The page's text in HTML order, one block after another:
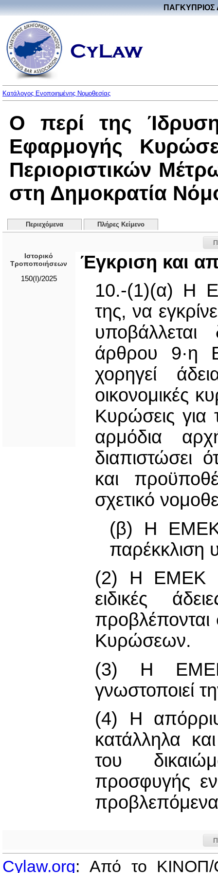
ΠΑΓΚΥΠΡΙΟΣ
Κατάλογος Ενοποιημένης Νομοθεσίας
Ο περί της
Εφαρμογής
Περιοριστικών
στη Δημοκρατία
Περιεχόμενα Πλήρες Κείμενο
Ιστορικό
Τροποποιήσεων
150(I)/2025
Έγκριση και
10.-(1)(α) Η
της, να
άρθρου 9·η
χορηγεί
οικονομικές
Κυρώσεις για
αρμόδια
διαπιστώσει
και
σχετικό
(β) Η ΕΜΕΚ
παρέκκλιση
(2) Η ΕΜΕΚ
ειδικές
προβλέπονται
Κυρώσεων.
(3) Η ΕΜΕΚ
γνωστοποιεί
(4) Η
κατάλληλα
του
προσφυγής
Cylaw.org: Από το